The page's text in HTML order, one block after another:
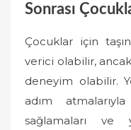
Sonrası
Çocuklar için
verici olabilir,
deneyim olabilir.
adım
sağlamaları ve